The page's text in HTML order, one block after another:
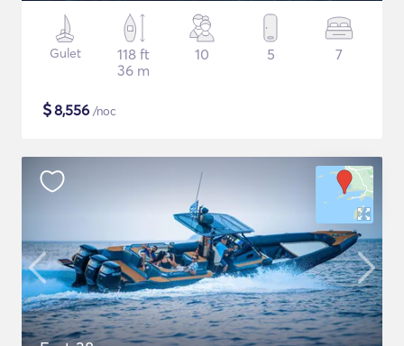
Gulet
118 ft
36 m
10 5 7
$8,556 /noc